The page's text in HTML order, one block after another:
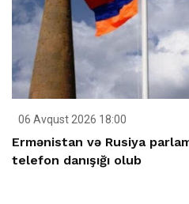
06 Avqust 2026 18:00
Ermənistan və Rusiya
telefon danışığı olub